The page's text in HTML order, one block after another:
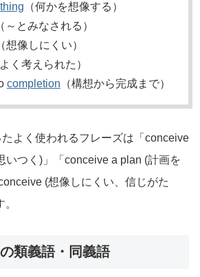
（何かを想像する）
（～とみなされる）
想像しにくい）
く考えられた）
completion （構想から完成まで）
たよく使われるフレーズは「conceive
いつく)」「conceive a plan (計画を
(想像しにくい、信じがた
類義語・同義語